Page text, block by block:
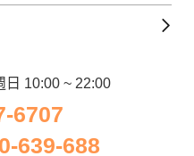
日 10:00 ~ 22:00
6707
639-688